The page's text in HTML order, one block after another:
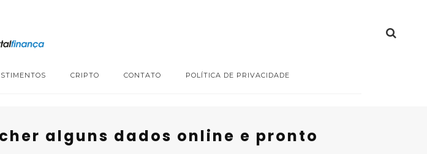
CRIPTO CONTATO POLÍTICA DE PRIVACIDADE
alguns dados online e pronto